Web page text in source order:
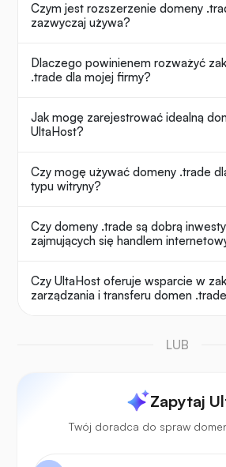
Czym jest rozszerzenie domeny
zazwyczaj używa?
Dlaczego powinienem rozważyć
.trade dla mojej firmy?
Jak mogę zarejestrować idealną
UltaHost?
Czy mogę używać domeny .trade
typu witryny?
Czy domeny .trade są dobrą
zajmujących się handlem
Czy UltaHost oferuje wsparcie w
zarządzania i transferu domen
LUB
Zapytaj
Twój doradca do spraw